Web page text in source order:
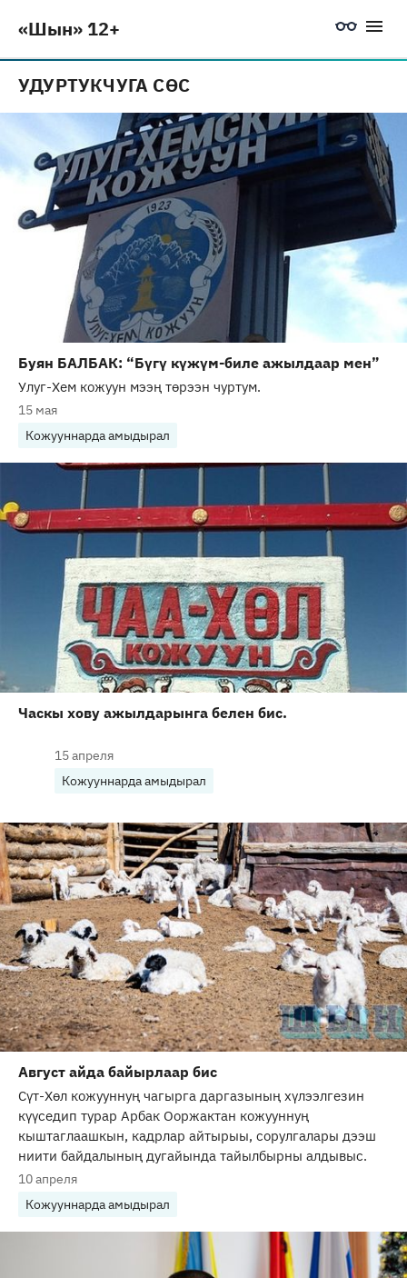
«Шын» 12+
УДУРТУКЧУГА СӨС
Буян БАЛБАК: “Бүгү күжүм-биле ажылдаар мен”
Улуг-Хем кожуун мээң төрээн чуртум.
15 мая
Кожууннарда амыдырал
Часкы хову ажылдарынга белен бис.
15 апреля
Кожууннарда амыдырал
Август айда байырлаар бис
Сүт-Хөл кожууннуң чагырга даргазының хүлээлгезин
күүседип турар Арбак Ооржактан кожууннуң
кыштаглаашкын, кадрлар айтырыы, сорулгалары дээш
ниити байдалының дугайында тайылбырны алдывыс.
10 апреля
Кожууннарда амыдырал